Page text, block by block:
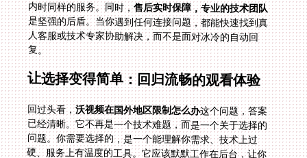
内时同样的服务。同时，售后实时保障，专业的技术团队
是坚强的后盾。当你遇到任何连接问题，都能快速找到真
人客服或技术专家协助解决，而不是面对冰冷的自动回
复。
让选择变得简单：回归流畅的观看体验
回过头看，沃视频在国外地区限制怎么办这个问题，答案
已经清晰。它不再是一个技术难题，而是一个关于选择的
问题。你需要选择的，是一个能理解你需求、技术上过
硬、服务上有温度的工具。它应该默默工作在后台，让你
几乎忘记它的存在，而 foreground 的，是剧中人物的悲
欢离合，是游戏胜利的畅快淋漓，是与家人朋友同步讨论